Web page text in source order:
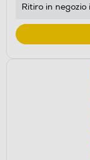
Ritiro in